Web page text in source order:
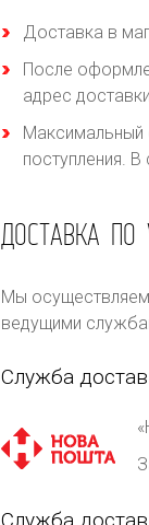
Доставка в
После
адрес
Максимальный
поступления.
ДОСТАВКА
Мы осуществляем
ведущими
Служба